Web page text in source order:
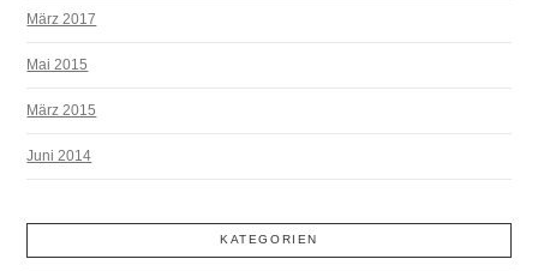
März 2017
Mai 2015
März 2015
Juni 2014
KATEGORIEN